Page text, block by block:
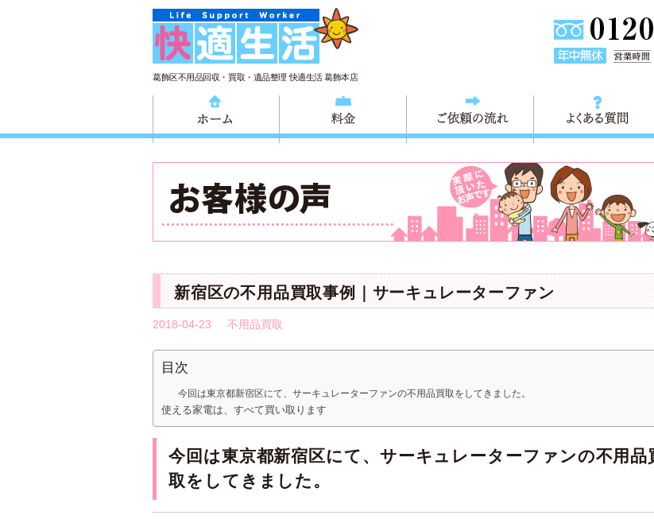
葛飾区不用品回収・買取・遺品整理 快適生活 葛飾本店
ご依頼の流れ
新宿区の不用品買取事例｜サーキュレーターファン
2018-04-23 不用品買取
目次
今回は東京都新宿区にて、サーキュレーターファンの不用品買取をしてきました。
使える家電は、すべて買い取ります
今回は東京都新宿区にて、サーキュレーターファンの不用品
取をしてきました。